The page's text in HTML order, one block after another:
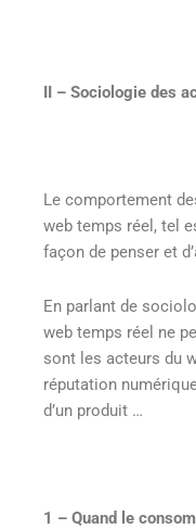
II – Sociologie des
Le comportement
web temps réel, tel
façon de penser et
En parlant de
web temps réel ne
sont les acteurs du
réputation
d’un produit …
1 – Quand le